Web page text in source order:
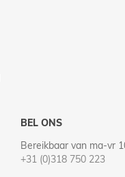
BEL ONS
Bereikbaar van ma-vr
+31 (0)318 750 223